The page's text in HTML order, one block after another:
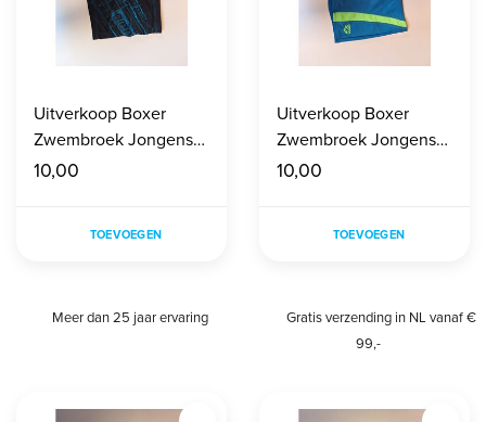
Uitverkoop Boxer
Zwembroek Jongens
maat 140
10,00
TOEVOEGEN
Uitverkoop Boxer
Zwembroek Jongens
maat 140
10,00
TOEVOEGEN
Meer dan 25 jaar ervaring
Gratis verzending in NL vanaf €
99,-